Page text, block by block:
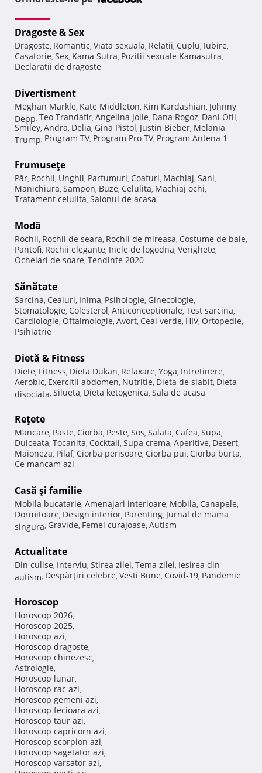
Dragoste & Sex
Dragoste, Romantic, Viata sexuala, Relatii, Cuplu, Iubire,
Casatorie, Sex, Kama Sutra, Pozitii sexuale Kamasutra,
Declaratii de dragoste
Divertisment
Meghan Markle, Kate Middleton, Kim Kardashian, Johnny
Depp, Teo Trandafir, Angelina Jolie, Dana Rogoz, Dani Otil,
Smiley, Andra, Delia, Gina Pistol, Justin Bieber, Melania
Trump, Program TV, Program Pro TV, Program Antena 1
Frumuseţe
Păr, Rochii, Unghii, Parfumuri, Coafuri, Machiaj, Sani,
Manichiura, Sampon, Buze, Celulita, Machiaj ochi,
Tratament celulita, Salonul de acasa
Modă
Rochii, Rochii de seara, Rochii de mireasa, Costume de baie,
Pantofi, Rochii elegante, Inele de logodna, Verighete,
Ochelari de soare, Tendinte 2020
Sănătate
Sarcina, Ceaiuri, Inima, Psihologie, Ginecologie,
Stomatologie, Colesterol, Anticonceptionale, Test sarcina,
Cardiologie, Oftalmologie, Avort, Ceai verde, HIV, Ortopedie,
Psihiatrie
Dietă & Fitness
Diete, Fitness, Dieta Dukan, Relaxare, Yoga, Intretinere,
Aerobic, Exercitii abdomen, Nutritie, Dieta de slabit, Dieta
disociata, Silueta, Dieta ketogenica, Sala de acasa
Reţete
Mancare, Paste, Ciorba, Peste, Sos, Salata, Cafea, Supa,
Dulceata, Tocanita, Cocktail, Supa crema, Aperitive, Desert,
Maioneza, Pilaf, Ciorba perisoare, Ciorba pui, Ciorba burta,
Ce mancam azi
Casă şi familie
Mobila bucatarie, Amenajari interioare, Mobila, Canapele,
Dormitoare, Design interior, Parenting, Jurnal de mama
singura, Gravide, Femei curajoase, Autism
Actualitate
Din culise, Interviu, Stirea zilei, Tema zilei, Iesirea din
autism, Despărţiri celebre, Vesti Bune, Covid-19, Pandemie
Horoscop
Horoscop 2026,
Horoscop 2025,
Horoscop azi,
Horoscop dragoste,
Horoscop chinezesc,
Astrologie,
Horoscop lunar,
Horoscop rac azi,
Horoscop gemeni azi,
Horoscop fecioara azi,
Horoscop taur azi,
Horoscop capricorn azi,
Horoscop scorpion azi,
Horoscop sagetator azi,
Horoscop varsator azi,